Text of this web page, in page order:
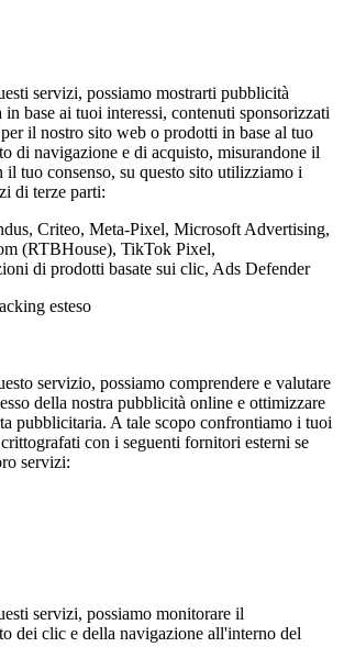
servizi, possiamo mostrarti pubblicità
in base ai tuoi interessi, contenuti sponsorizzati
il nostro sito web o prodotti in base al tuo
di navigazione e di acquisto, misurandone il
il tuo consenso, su questo sito utilizziamo i
di terze parti:
Criteo, Meta-Pixel, Microsoft Advertising,
(RTBHouse), TikTok Pixel,
di prodotti basate sui clic, Ads Defender
esteso
servizio, possiamo comprendere e valutare
della nostra pubblicità online e ottimizzare
pubblicitaria. A tale scopo confrontiamo i tuoi
con i seguenti fornitori esterni se
servizi:
servizi, possiamo monitorare il
dei clic e della navigazione all'interno del